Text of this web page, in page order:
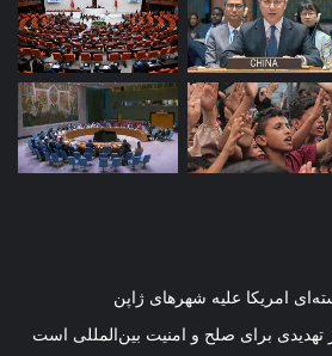
برای صلح و امنیت بین‌المللی است